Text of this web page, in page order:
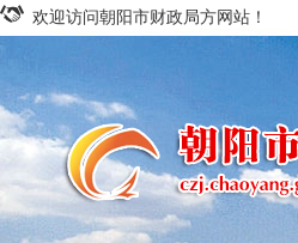
欢迎访问朝阳市财政局方网站！